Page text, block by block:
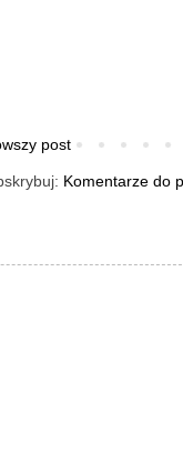
post
Komentarze do